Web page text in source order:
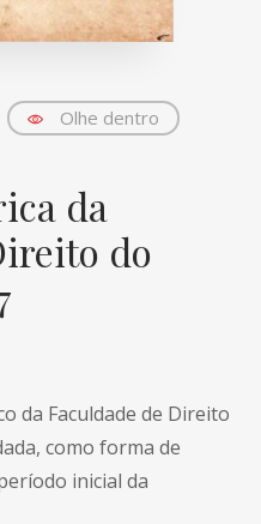
Olhe dentro
da
do
da Faculdade de Direito
como forma de
inicial da